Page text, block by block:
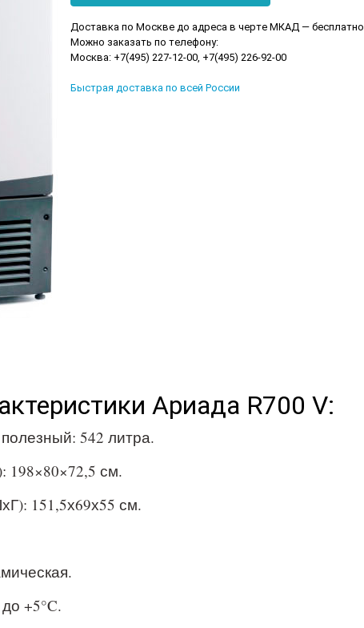
Доставка по Москве до адреса в черте МКАД — бесплатно
Можно заказать по телефону:
Москва: +7(495) 227-12-00, +7(495) 226-92-00
Быстрая доставка по всей России
Ариада R700 V:
542 литра.
см.
151,5х69х55 см.
+5°C.